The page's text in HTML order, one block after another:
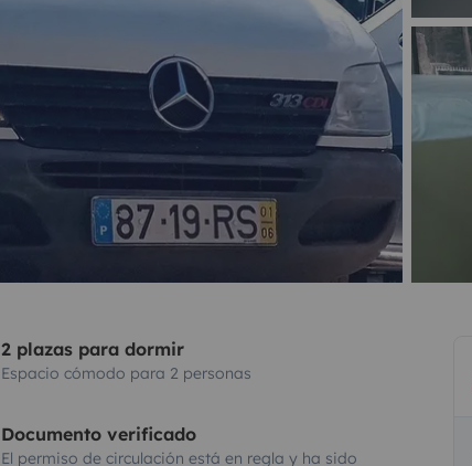
2 plazas para dormir
Espacio cómodo para 2 personas
Documento verificado
El permiso de circulación está en regla y ha sido